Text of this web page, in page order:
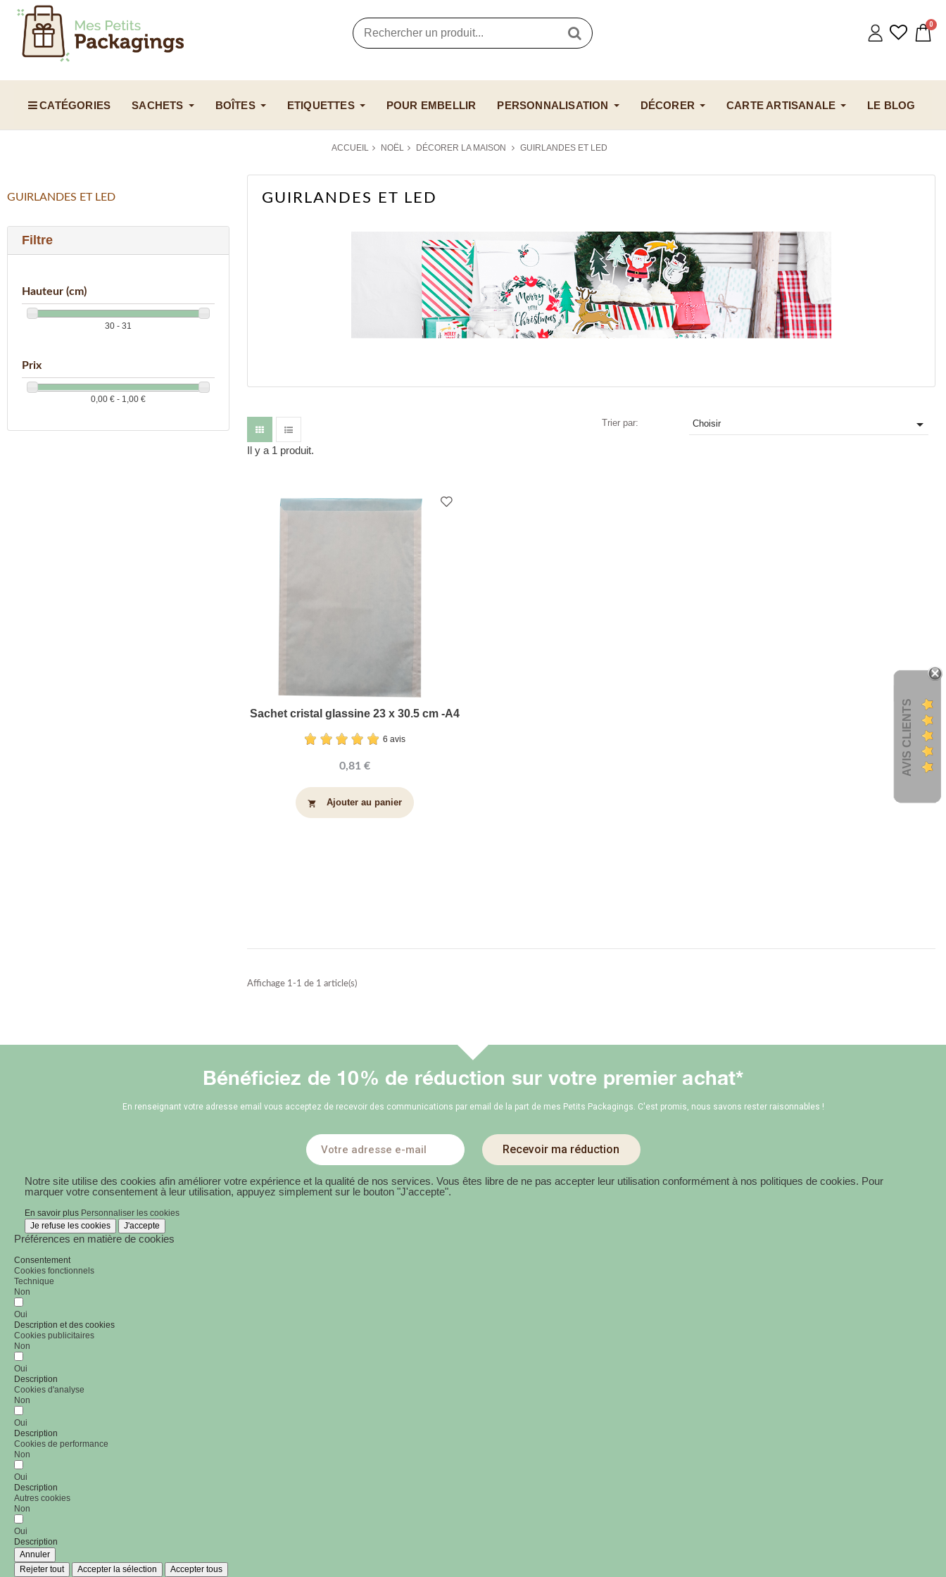
CATÉGORIES SACHETS BOÎTES ETIQUETTES POUR EMBELLIR PERSONNALISATION DÉCORER CARTE ARTISANALE LE BLOG
ACCUEIL NOËL DÉCORER LA MAISON GUIRLANDES ET LED
GUIRLANDES ET LED
Filtre
Hauteur (cm)
30 - 31
Prix
0,00 € - 1,00 €
GUIRLANDES ET LED
Il y a 1 produit.
Trier par: Choisir 
Sachet cristal glassine 23 x 30.5 cm -A4
6 avis
0,81 €
shopping_cart Ajouter au panier
Affichage 1-1 de 1 article(s)
Bénéficiez de 10% de réduction sur votre premier achat*
En renseignant votre adresse email vous acceptez de recevoir des communications par email de la part de mes Petits Packagings. C'est promis, nous savons rester raisonnables !
Recevoir ma réduction
Notre site utilise des cookies afin améliorer votre expérience et la qualité de nos services. Vous êtes libre de ne pas accepter leur utilisation conformément à nos politiques de cookies. Pour
marquer votre consentement à leur utilisation, appuyez simplement sur le bouton "J'accepte".
En savoir plus Personnaliser les cookies
Je refuse les cookies
J'accepte
Préférences en matière de cookies
Consentement
Cookies fonctionnels
Technique
Non
Oui
Description et des cookies
Cookies publicitaires
Non
Oui
Description
Cookies d'analyse
Non
Oui
Description
Cookies de performance
Non
Oui
Description
Autres cookies
Non
Oui
Description
Annuler
Rejeter tout
Accepter la sélection Accepter tous
AVIS CLIENTS